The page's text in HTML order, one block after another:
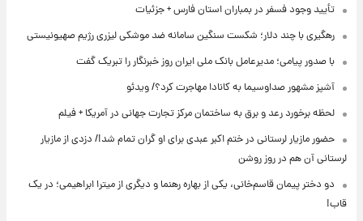
تأیید وجود فسفر در بمباران استان فارس + جزئیات
رهگیری با چند دلار؛ شکست سنگین سامانه ضد موشکی لیزری رژیم صهیونیستی
با صدور پیامی؛ مدیرعامل بانک ملی ایران روز خبرنگار را تبریک گفت
آشپز مشهور صداوسیما به کانادا مهاجرت کرد؟/ ویدئو
لحظه برخورد رعد و برق به ساختمان مرکز تجارت جهانی در آمریکا + فیلم
حضور مازیار لرستانی در ختم اکبر عبدی برای او گران تمام شد!/ دزدی از مازیار
لرستانی آن هم در روز روشن
دو دختر پیمان قاسم‌خانی، یکی از بهاره رهنما و دیگری از میترا ابراهیمی؛ در یک
قاب!